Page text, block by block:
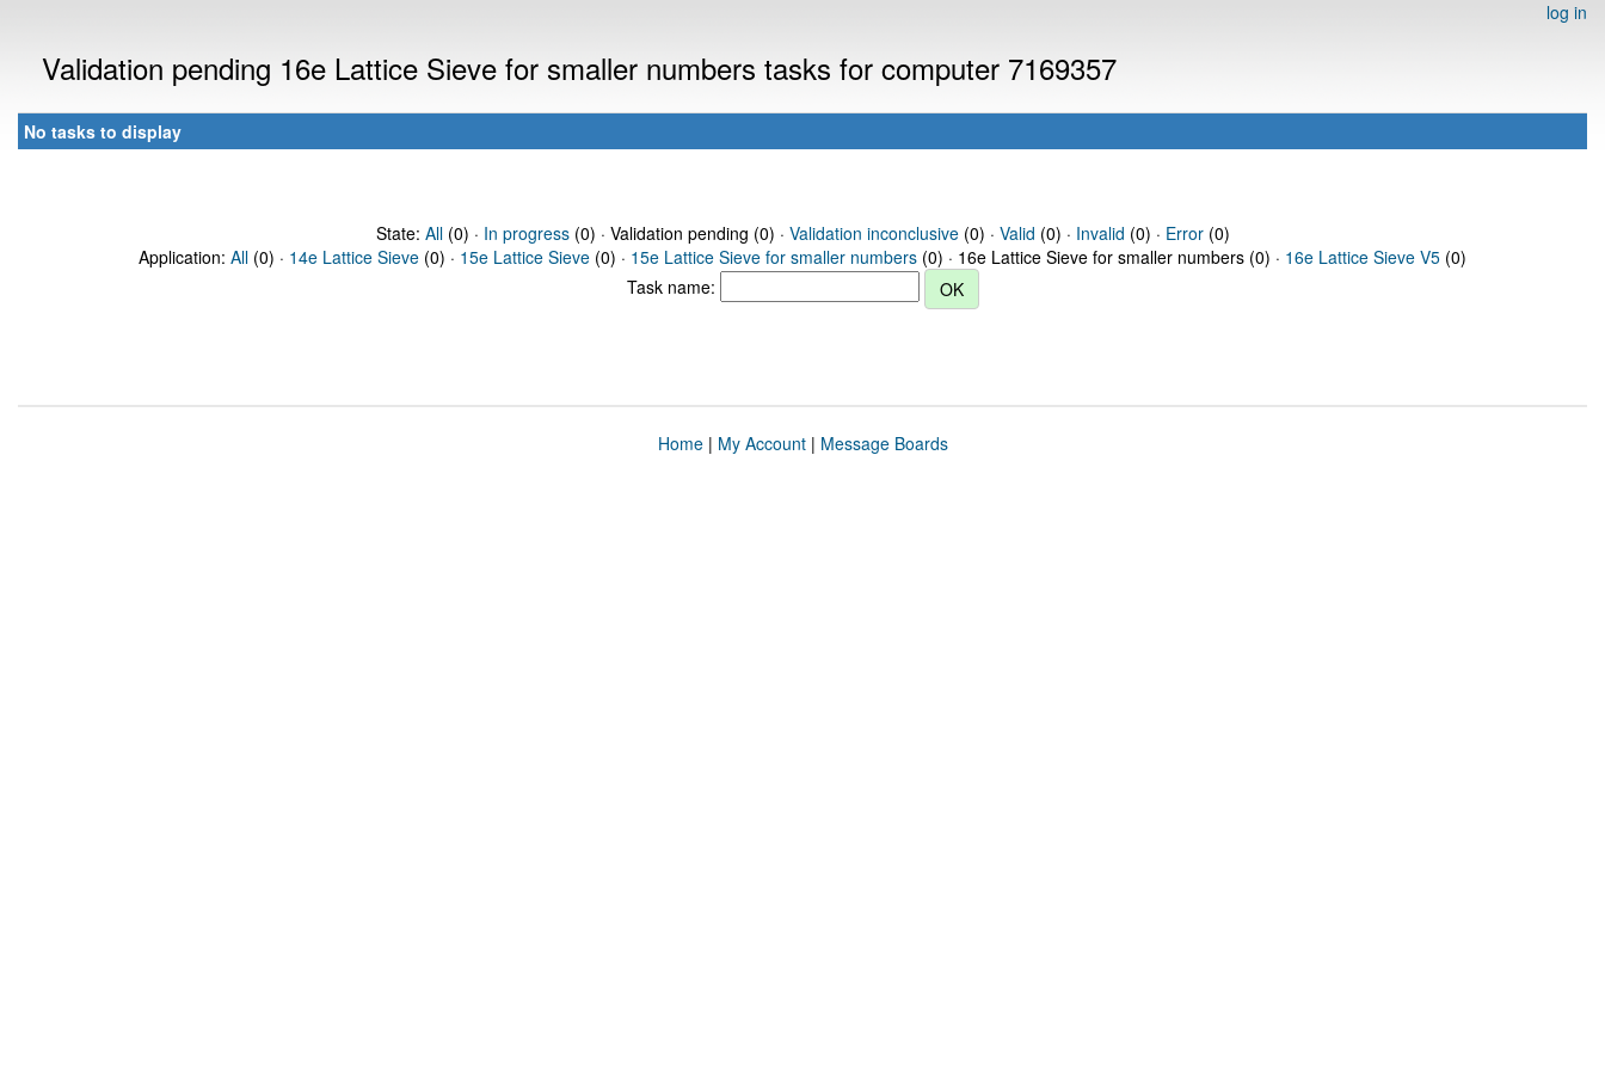
log in
Validation pending 16e Lattice Sieve for smaller numbers tasks for computer 7169357
No tasks to display
State: All(0) · In progress(0) · Validation pending (0) · Validation inconclusive(0) · Valid (0) · Invalid (0) · Error(0)
Application: All (0) · 14e Lattice Sieve (0) · 15e Lattice Sieve (0) · 15e Lattice Sieve for smaller numbers (0) · 16e Lattice Sieve for smaller numbers (0) · 16e Lattice Sieve V5 (0)
Task name:
Home| My Account| Message Boards